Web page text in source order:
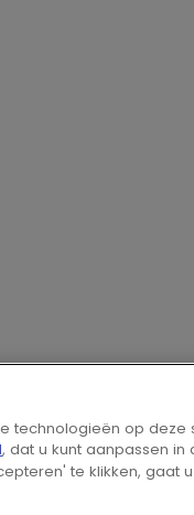
technologieën op deze
, dat u kunt aanpassen in
te klikken, gaat u